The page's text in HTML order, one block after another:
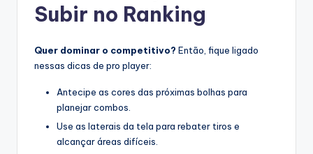
Subir no Ranking
Quer dominar o competitivo? Então, fique ligado
nessas dicas de pro player:
Antecipe as cores das próximas bolhas para
planejar combos.
Use as laterais da tela para rebater tiros e
alcançar áreas difíceis.